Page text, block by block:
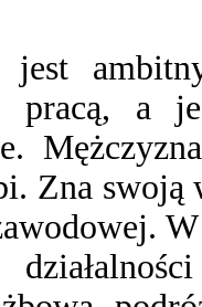
jest
pracą, a
Zna swoją